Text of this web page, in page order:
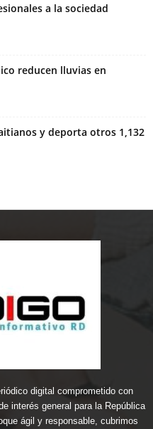
a la sociedad
reducen lluvias en
y deporta otros 1,132
digital comprometido con
interés general para la República
ágil y responsable, cubrimos